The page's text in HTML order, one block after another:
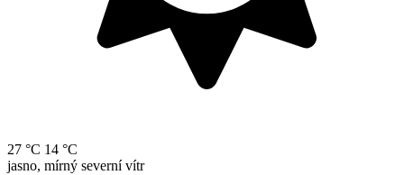
27 °C 14 °C
jasno, mírný severní vítr